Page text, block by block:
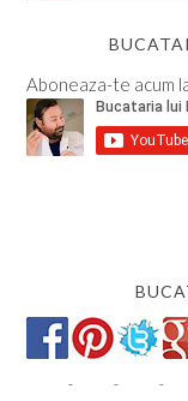
Aboneaza-te acum